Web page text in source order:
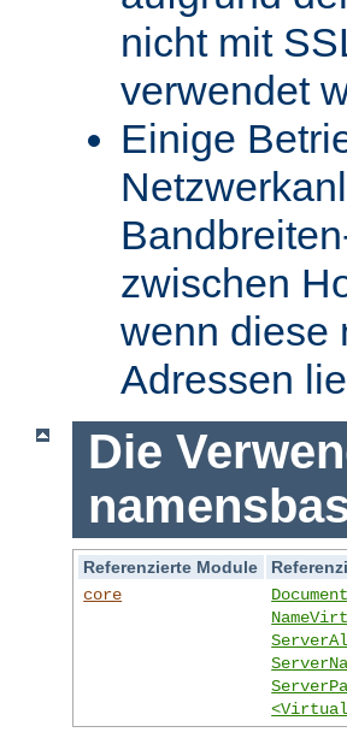
nicht mit
verwendet
Einige
zwischen
wenn diese
Adressen
Die
Referenzierte Module
core